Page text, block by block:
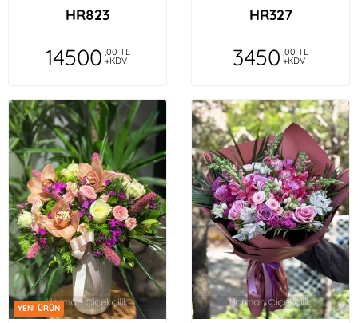
HR823
14500 ,00 TL
+KDV
HR327
3450 ,00 TL
+KDV
YENİ ÜRÜN